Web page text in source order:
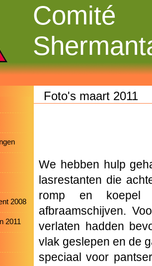
Comité
2008
2011
We hebben hulp
lasrestanten die
romp en koepel
afbraamschijven.
verlaten hadden
vlak geslepen en de
speciaal voor
Foto's maart 2011